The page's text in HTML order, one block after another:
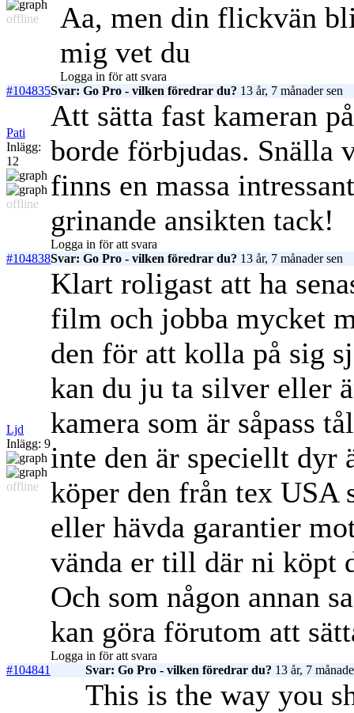
offline
Aa, men din flickvän
mig vet du
Logga in för att svara
#104835Svar: Go Pro - vilken föredrar du? 13 år, 7 månader sen
Pati
Inlägg:
12
offline
Att sätta fast kameran
borde förbjudas. Snälla
finns en massa
grinande ansikten tack!
Logga in för att svara
#104838Svar: Go Pro - vilken föredrar du? 13 år, 7 månader sen
Ljd
Inlägg: 9
offline
Klart roligast att ha
film och jobba mycket
den för att kolla på sig
kan du ju ta silver eller
kamera som är såpass
inte den är speciellt dyr
köper den från tex USA
eller hävda garantier
vända er till där ni köpt
Och som någon annan
kan göra förutom att
Logga in för att svara
#104841
Svar: Go Pro - vilken föredrar du? 13 år, 7
This is the way you